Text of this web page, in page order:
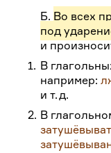
Б. Во всех
под
и
1. В
например:
и т.д.
2. В